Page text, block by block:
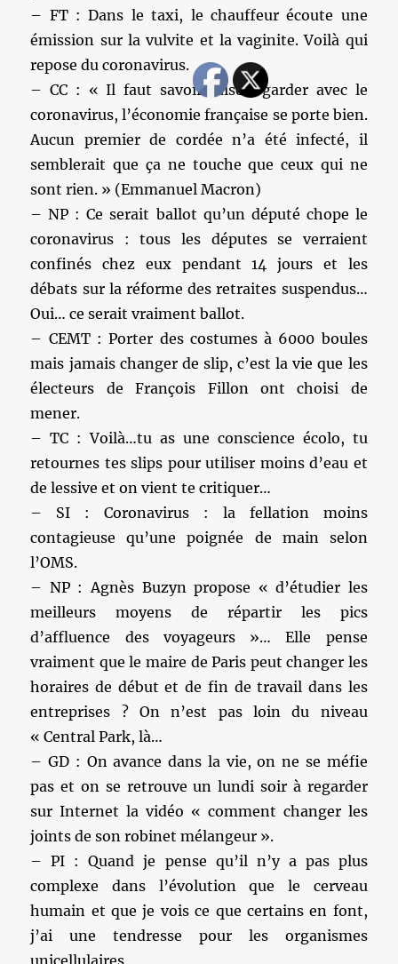
– FT : Dans le taxi, le chauffeur écoute une
émission sur la vulvite et la vaginite. Voilà qui
repose du coronavirus.
– CC : « Il faut savoir raison garder avec le
coronavirus, l’économie française se porte bien.
Aucun premier de cordée n’a été infecté, il
semblerait que ça ne touche que ceux qui ne
sont rien. » (Emmanuel Macron)
– NP : Ce serait ballot qu’un député chope le
coronavirus : tous les députes se verraient
confinés chez eux pendant 14 jours et les
débats sur la réforme des retraites suspendus…
Oui… ce serait vraiment ballot.
– CEMT : Porter des costumes à 6000 boules
mais jamais changer de slip, c’est la vie que les
électeurs de François Fillon ont choisi de
mener.
– TC : Voilà…tu as une conscience écolo, tu
retournes tes slips pour utiliser moins d’eau et
de lessive et on vient te critiquer…
– SI : Coronavirus : la fellation moins
contagieuse qu’une poignée de main selon
l’OMS.
– NP : Agnès Buzyn propose « d’étudier les
meilleurs moyens de répartir les pics
d’affluence des voyageurs »… Elle pense
vraiment que le maire de Paris peut changer les
horaires de début et de fin de travail dans les
entreprises ? On n’est pas loin du niveau
« Central Park, là…
– GD : On avance dans la vie, on ne se méfie
pas et on se retrouve un lundi soir à regarder
sur Internet la vidéo « comment changer les
joints de son robinet mélangeur ».
– PI : Quand je pense qu’il n’y a pas plus
complexe dans l’évolution que le cerveau
humain et que je vois ce que certains en font,
j’ai une tendresse pour les organismes
unicellulaires.